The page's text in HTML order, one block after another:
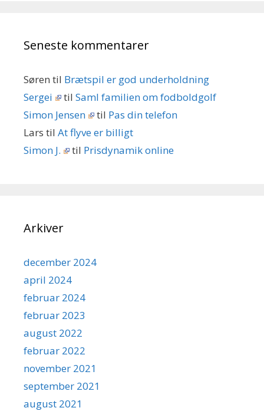
Seneste kommentarer
Søren til Brætspil er god underholdning
Sergei
tilSaml familien om fodboldgolf
Simon Jensen
til Pas din telefon
Lars til At flyve er billigt
Simon J.
til Prisdynamik online
Arkiver
december 2024
april 2024
februar 2024
februar 2023
august 2022
februar 2022
november 2021
september 2021
august 2021